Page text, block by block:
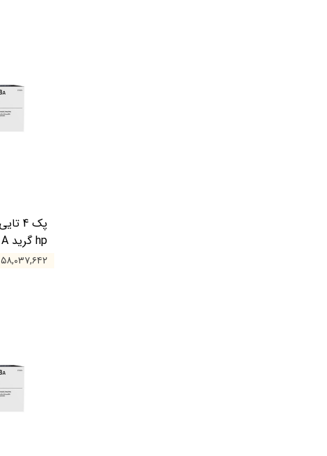
hp گرید A
۵۸,۰۳۷,۶۴۲ تومان